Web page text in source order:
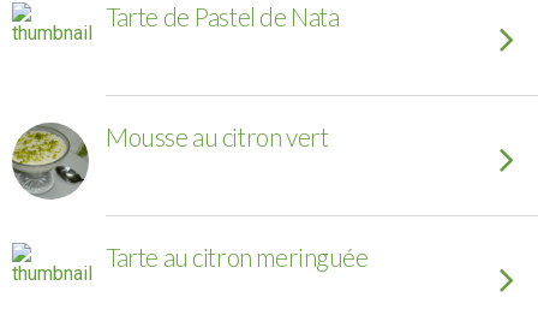
Tarte de Pastel de Nata
Mousse au citron vert
Tarte au citron meringuée